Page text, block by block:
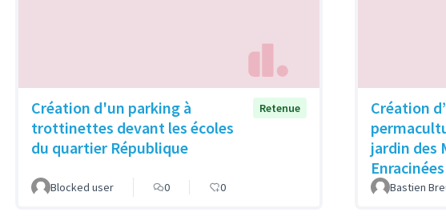
Création d'un parking à
trottinettes devant les écoles
du quartier République
Retenue
Blocked user 0 0
Création
jardin des
Enracinées
Bastien